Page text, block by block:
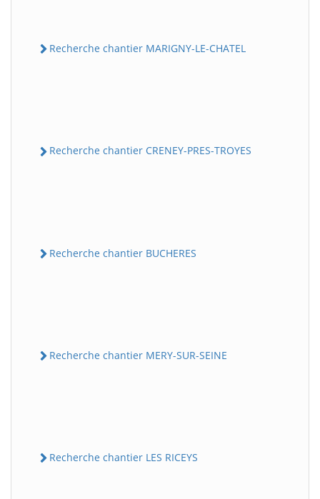
Recherche chantier MARIGNY-LE-CHATEL
Recherche chantier CRENEY-PRES-TROYES
Recherche chantier BUCHERES
Recherche chantier MERY-SUR-SEINE
Recherche chantier LES RICEYS